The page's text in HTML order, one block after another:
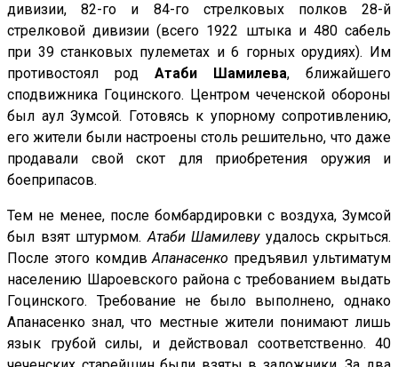
дивизии, 82-го и 84-го стрелковых полков 28-й
стрелковой дивизии (всего 1922 штыка и 480 сабель
при 39 станковых пулеметах и 6 горных орудиях). Им
противостоял род Атаби Шамилева, ближайшего
сподвижника Гоцинского. Центром чеченской обороны
был аул Зумсой. Готовясь к упорному сопротивлению,
его жители были настроены столь решительно, что даже
продавали свой скот для приобретения оружия и
боеприпасов.
Тем не менее, после бомбардировки с воздуха, Зумсой
был взят штурмом.Атаби Шамилевуудалось скрыться.
После этого комдивАпанасенко предъявил ультиматум
населению Шароевского района с требованием выдать
Гоцинского. Требование не было выполнено, однако
Апанасенко знал, что местные жители понимают лишь
язык грубой силы, и действовал соответственно. 40